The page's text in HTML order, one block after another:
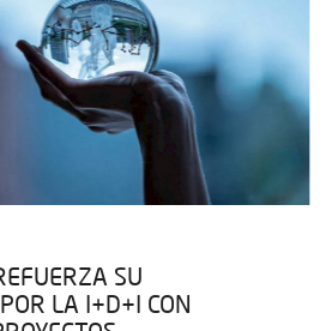
SU
LA I+D+I CON